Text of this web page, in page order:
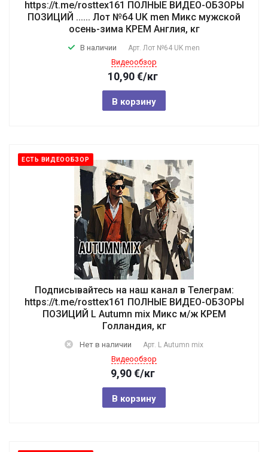
https://t.me/rosttex161 ПОЛНЫЕ ВИДЕО-ОБЗОРЫ
ПОЗИЦИЙ ...... Лот №64 UK men Микс мужской
осень-зима КРЕМ Англия, кг
В наличии Арт. Лот №64 UK men
Видеообзор
10,90€/кг
В корзину
ЕСТЬ ВИДЕООБЗОР
Подписывайтесь на наш канал в Телеграм:
https://t.me/rosttex161 ПОЛНЫЕ ВИДЕО-ОБЗОРЫ
ПОЗИЦИЙ L Autumn mix Микс м/ж КРЕМ
Голландия, кг
Нет в наличии Арт. L Autumn mix
Видеообзор
9,90€/кг
В корзину